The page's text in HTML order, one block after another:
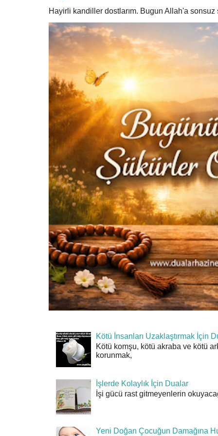
Hayirli kandiller dostlarım. Bugun Allah'a
Kötü İnsanları Uzaklaştırmak İçin
Kötü komşu, kötü akraba ve kötü
korunmak,
İşlerde Kolaylık İçin Dualar
İşi gücü rast gitmeyenlerin
Yeni Doğan Çocuğun Damağına